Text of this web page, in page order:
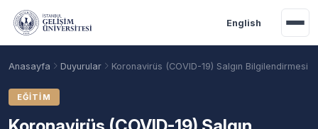
Ana içeriğe geç
English
Anasayfa Duyurular Koronavirüs (COVID-19) Salgın Bilgilendirmesi
EĞITIM